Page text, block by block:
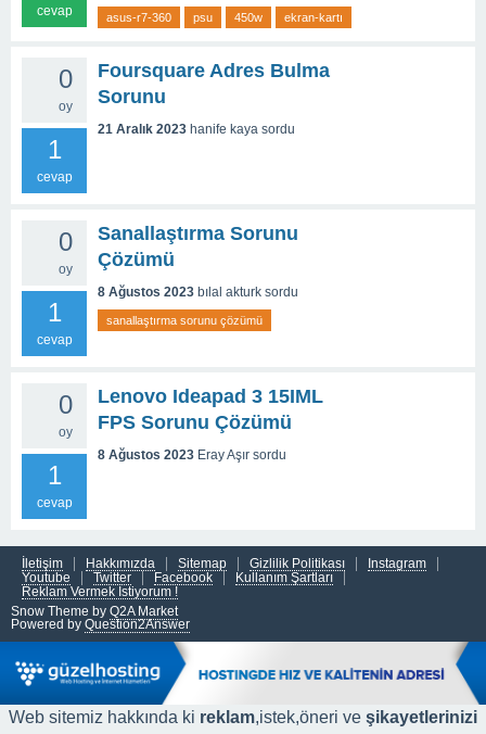
cevap asus-r7-360 psu 450w ekran-kartı
0
oy
1
cevap
Foursquare Adres Bulma
Sorunu
21 Aralık 2023 hanife kaya sordu
0
oy
1
cevap
Sanallaştırma Sorunu
Çözümü
8 Ağustos 2023 bılal akturk sordu
sanallaştırma sorunu çözümü
0
oy
1
cevap
Lenovo Ideapad 3 15IML
FPS Sorunu Çözümü
8 Ağustos 2023 Eray Aşır sordu
İletişim Hakkımızda Sitemap Gizlilik Politikası
Instagram
Youtube
Twitter Facebook
Kullanım Şartları
Reklam Vermek İstiyorum !
Snow Theme by Q2A Market
Powered by Question2Answer
Web sitemiz hakkında ki reklam,istek,öneri ve şikayetlerinizi